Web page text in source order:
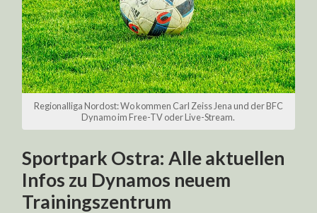
Regionalliga Nordost: Wo kommen Carl Zeiss Jena und der BFC
Dynamo im Free-TV oder Live-Stream.
Sportpark Ostra: Alle aktuellen
Infos zu Dynamos neuem
Trainingszentrum